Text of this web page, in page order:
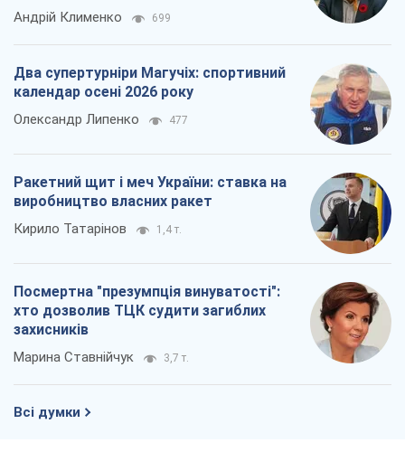
Андрій Клименко 699
Два супертурніри Магучіх: спортивний
календар осені 2026 року
Олександр Липенко 477
Ракетний щит і меч України: ставка на
виробництво власних ракет
Кирило Татарінов 1,4 т.
Посмертна "презумпція винуватості":
хто дозволив ТЦК судити загиблих
захисників
Марина Ставнійчук 3,7 т.
Всі думки